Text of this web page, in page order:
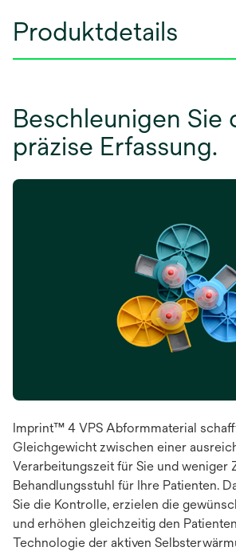
Produktdetails
Beschleunigen Sie
präzise Erfassung.
Imprint™ 4 VPS Abformmaterial
Gleichgewicht zwischen einer
Verarbeitungszeit für Sie und weniger
Behandlungsstuhl für Ihre Patienten.
Sie die Kontrolle, erzielen die
und erhöhen gleichzeitig den
Technologie der aktiven